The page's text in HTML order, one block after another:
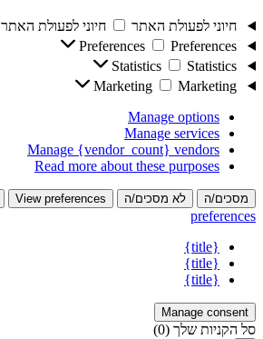
חיוני לפעולת האתר חיוני לפעולת האתר
Preferences
Preferences
Statistics
Statistics
Marketing
Marketing
Manage options
Manage services
Manage {vendor_count} vendors
Read more about these purposes
מסכים/ה לא מסכים/ה View preferences
preferences
{title}
{title}
{title}
Manage consent
סל הקניות שלך (0)